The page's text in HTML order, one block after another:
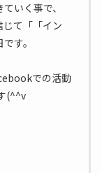
いく事で、
て「「イン
す。
での活動
(^^v